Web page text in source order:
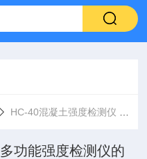
HC-40混凝土强度检测仪 多功能强度检测仪的使用说明
功能强度检测仪的